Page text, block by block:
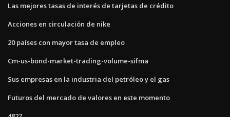
Las mejores tasas de interés de tarjetas de crédito
Acciones en circulación de nike
20 países con mayor tasa de empleo
Cm-us-bond-market-trading-volume-sifma
Sus empresas en la industria del petróleo y el gas
Futuros del mercado de valores en este momento